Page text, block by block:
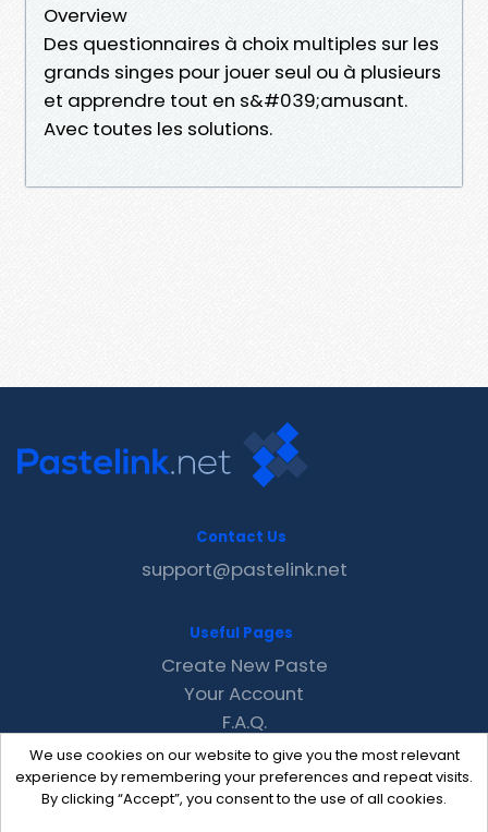
Overview
Des questionnaires à choix multiples sur les
grands singes pour jouer seul ou à plusieurs
et apprendre tout en s&#039;amusant.
Avec toutes les solutions.
We use cookies on our website to give you the most relevant
experience by remembering your preferences and repeat visits.
By clicking “Accept”, you consent to the use of all cookies.
Contact Us
support@pastelink.net
Useful Pages
Create New Paste
Your Account
F.A.Q.
Recent
Contact